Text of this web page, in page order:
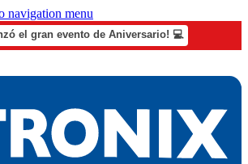
navigation menu
el gran evento de Aniversario! 💻